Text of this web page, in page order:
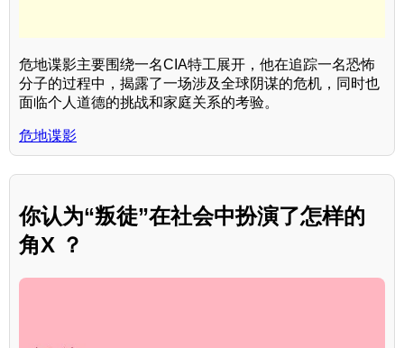
危地谍影主要围绕一名CIA特工展开，他在追踪一名恐怖
分子的过程中，揭露了一场涉及全球阴谋的危机，同时也
面临个人道德的挑战和家庭关系的考验。
危地谍影
你认为“叛徒”在社会中扮演了怎样的
角X ？